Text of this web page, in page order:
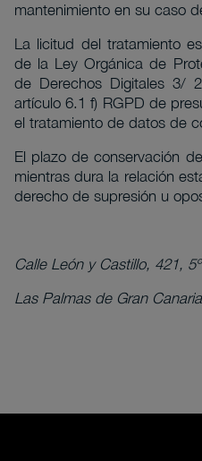
mantenimiento en su caso
La licitud del tratamiento
de la Ley Orgánica de
de Derechos Digitales 3/
artículo 6.1 f) RGPD de
el tratamiento de datos de
El plazo de conservación
mientras dura la relación
derecho de supresión u
Calle León y Castillo, 421,
Las Palmas de Gran Canaria